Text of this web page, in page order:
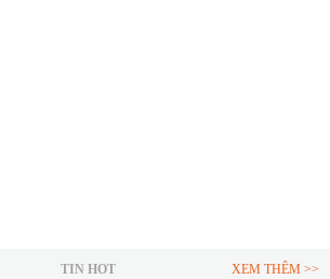
TIN HOT XEM THÊM >>